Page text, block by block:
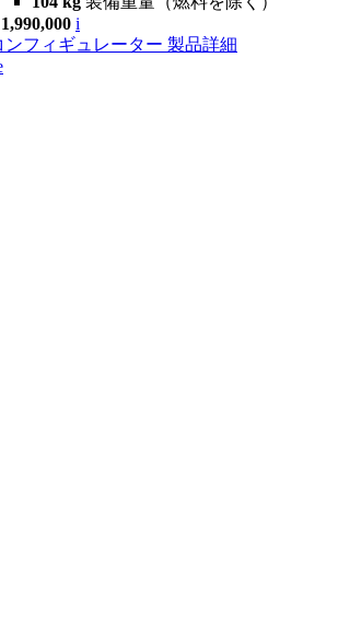
i
ンフィギュレーター 製品詳細